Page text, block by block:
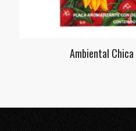
Ambiental